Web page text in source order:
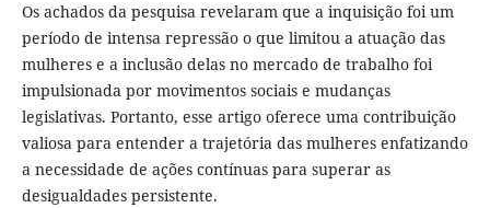
Os achados da pesquisa revelaram que a inquisição foi um
período de intensa repressão o que limitou a atuação das
mulheres e a inclusão delas no mercado de trabalho foi
impulsionada por movimentos sociais e mudanças
legislativas. Portanto, esse artigo oferece uma contribuição
valiosa para entender a trajetória das mulheres enfatizando
a necessidade de ações contínuas para superar as
desigualdades persistente.